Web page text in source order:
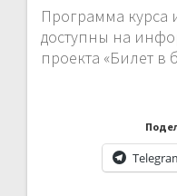
Программа курса
доступны на
проекта «Билет в